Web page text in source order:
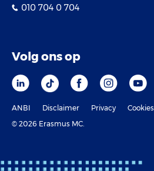
010 704 0 704
Volg ons op
ANBI Disclaimer Privacy Cookies
© 2026 Erasmus MC.